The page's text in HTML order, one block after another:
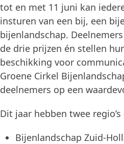
tot en met 11 juni kan
insturen van een bij, een
bijenlandschap.
de drie prijzen én stellen
beschikking voor
Groene Cirkel
deelnemers op een
Dit jaar hebben twee
Bijenlandschap Zuid-